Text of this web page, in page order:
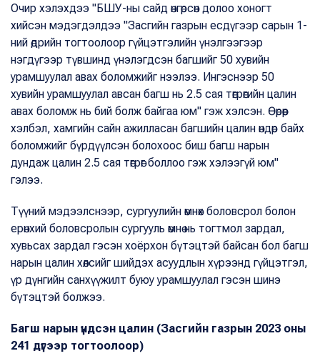
Очир хэлэхдээ "БШУ-ны сайд өнгөрсөн долоо хоногт
хийсэн мэдэгдэлдээ "Засгийн газрын есдүгээр сарын 1-
ний өдрийн тогтоолоор гүйцэтгэлийн үнэлгээгээр
нэгдүгээр түвшинд үнэлэгдсэн багшийг 50 хувийн
урамшуулал авах боломжийг нээлээ. Ингэснээр 50
хувийн урамшуулал авсан багш нь 2.5 сая төгрөгийн цалин
авах боломж нь бий болж байгаа юм" гэж хэлсэн. Өөрөөр
хэлбэл, хамгийн сайн ажилласан багшийн цалин өндөр байх
боломжийг бүрдүүлсэн болохоос биш багш нарын
дундаж цалин 2.5 сая төгрөг боллоо гэж хэлээгүй юм"
гэлээ.
Түүний мэдээлснээр, сургуулийн өмнөх боловсрол болон
ерөнхий боловсролын сургууль өмнө нь тогтмол зардал,
хувьсах зардал гэсэн хоёрхон бүтэцтэй байсан бол багш
нарын цалин хөлсийг шийдэх асуудлын хүрээнд гүйцэтгэл,
үр дүнгийн санхүүжилт буюу урамшуулал гэсэн шинэ
бүтэцтэй болжээ.
Багш нарын үндсэн цалин (Засгийн газрын 2023 оны
241 дүгээр тогтоолоор)